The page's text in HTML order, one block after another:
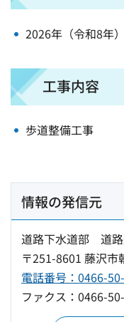
2026年（令和8年
工事内容
歩道整備工事
情報の発信元
道路下水道部 道
〒251-8601 藤沢
電話番号：0466-
ファクス：0466-